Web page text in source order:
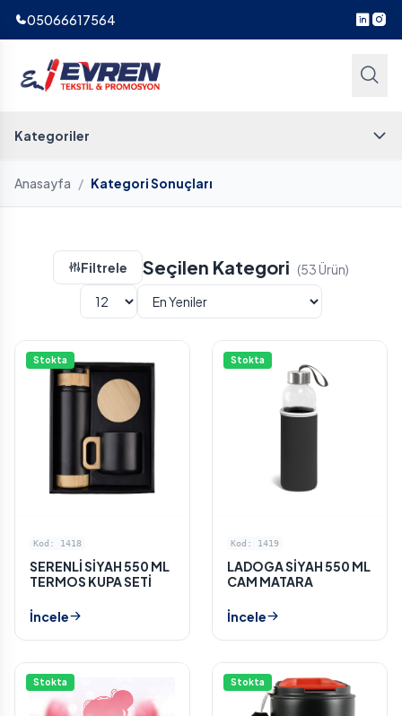
05066617564
Kategoriler
Anasayfa / Kategori Sonuçları
Filtrele Seçilen Kategori (53 Ürün)
Stokta
Kod: 1418
SERENLİ SİYAH 550 ML
TERMOS KUPA SETİ
İncele
Stokta
Kod: 1419
LADOGA SİYAH 550 ML
CAM MATARA
İncele
Stokta Stokta